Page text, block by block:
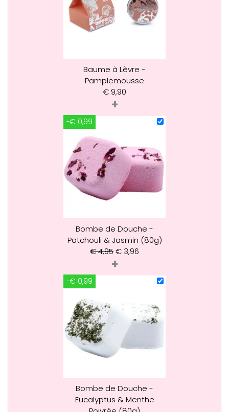
Baume à Lèvre -
Pamplemousse
€ 9,90
+
-€ 0,99
Bombe de Douche -
Patchouli & Jasmin (80g)
€4,95€ 3,96
+
-€ 0,99
Bombe de Douche -
Eucalyptus & Menthe